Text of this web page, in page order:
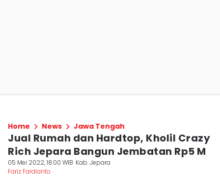
Home News Jawa Tengah
Jual Rumah dan Hardtop, Kholil Crazy
Rich Jepara Bangun Jembatan Rp5 M
05 Mei 2022, 18:00 WIB Kab. Jepara
Fariz Fardianto